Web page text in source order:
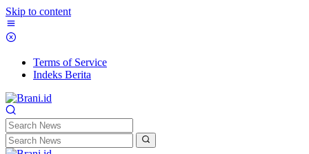
Skip to content
Terms of Service
Indeks Berita